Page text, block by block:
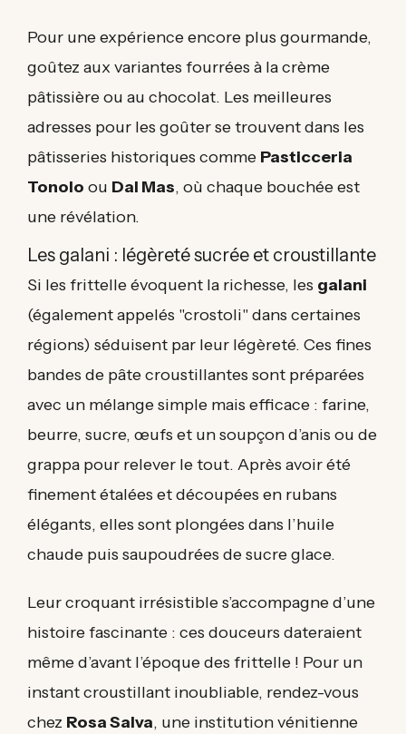
Pour une expérience encore plus gourmande,
goûtez aux variantes fourrées à la crème
pâtissière ou au chocolat. Les meilleures
adresses pour les goûter se trouvent dans les
pâtisseries historiques comme Pasticceria
Tonolo ou Dal Mas, où chaque bouchée est
une révélation.
Les galani : légèreté sucrée et croustillante
Si les frittelle évoquent la richesse, les galani
(également appelés "crostoli" dans certaines
régions) séduisent par leur légèreté. Ces fines
bandes de pâte croustillantes sont préparées
avec un mélange simple mais efficace : farine,
beurre, sucre, œufs et un soupçon d’anis ou de
grappa pour relever le tout. Après avoir été
finement étalées et découpées en rubans
élégants, elles sont plongées dans l’huile
chaude puis saupoudrées de sucre glace.
Leur croquant irrésistible s’accompagne d’une
histoire fascinante : ces douceurs dateraient
même d’avant l’époque des frittelle ! Pour un
instant croustillant inoubliable, rendez-vous
chez Rosa Salva, une institution vénitienne